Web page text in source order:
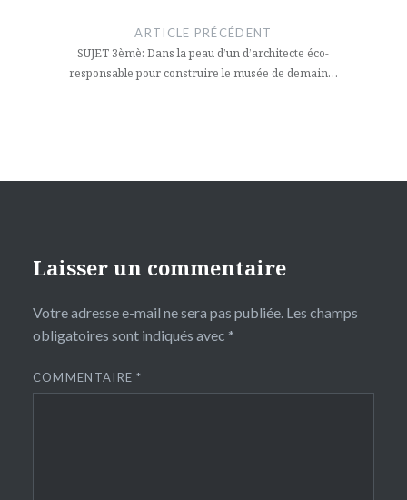
l’article
ARTICLE PRÉCÉDENT
SUJET 3èmè: Dans la peau d’un d’architecte éco-
responsable pour construire le musée de demain…
Laisser un commentaire
Votre adresse e-mail ne sera pas publiée. Les champs
obligatoires sont indiqués avec *
COMMENTAIRE*